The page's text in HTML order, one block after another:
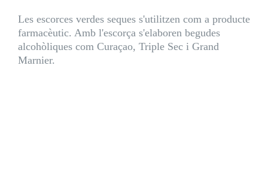
Les escorces verdes seques s'utilitzen com a producte
farmacèutic. Amb l'escorça s'elaboren begudes
alcohòliques com Curaçao, Triple Sec i Grand
Marnier.